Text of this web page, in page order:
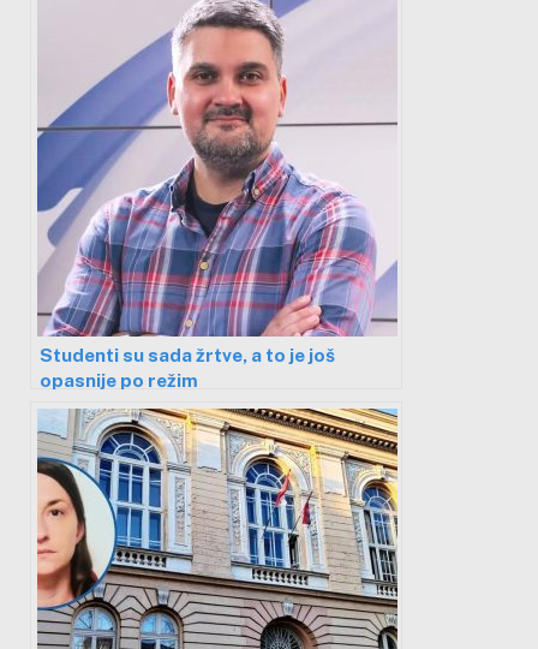
Studenti su sada žrtve, a to je još
opasnije po režim